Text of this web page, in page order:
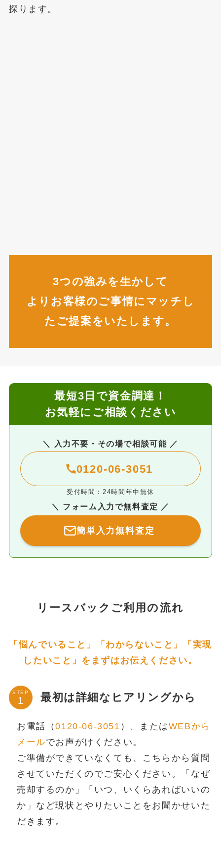
探ります。
3つの強みを生かして
よりお客様のご事情にマッチし
たご提案をいたします。
最短3日で資金調達！
お気軽にご相談ください
＼ 入力不要・その場で相談可能 ／
0120-06-3051
受付時間：24時間年中無休
＼ フォーム入力で無料査定 ／
簡単入力無料査定
リースバックご利用の流れ
「悩んでいること」「わからないこと」「実現
したいこと」をまずはお伝えください。
STEP 最初は詳細なヒアリングから
お電話（0120-06-3051 ）、またはWEBから
メールでお声がけください。
ご準備ができていなくても、こちらから質問
させていただくのでご安心ください。「なぜ
売却するのか」「いつ、いくらあればいいの
か」など現状とやりたいことをお聞かせいた
だきます。